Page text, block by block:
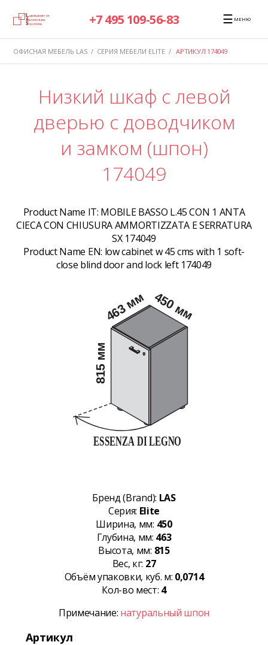
+7 495 109-56-83 ☰ МЕНЮ
ОФИСНАЯ МЕБЕЛЬ LAS / СЕРИЯ МЕБЕЛИ ELITE / АРТИКУЛ 174049
Низкий шкаф с левой
дверью с доводчиком
и замком (шпон)
174049
Product Name IT: MOBILE BASSO L.45 CON 1 ANTA
CIECA CON CHIUSURA AMMORTIZZATA E SERRATURA
SX 174049
Product Name EN: low cabinet w 45 cms with 1 soft-
close blind door and lock left 174049
Бренд (Brand): LAS
Серия: Elite
Ширина, мм: 450
Глубина, мм: 463
Высота, мм: 815
Вес, кг: 27
Объём упаковки, куб. м: 0,0714
Кол-во мест: 4
Примечание: натуральный шпон
Артикул